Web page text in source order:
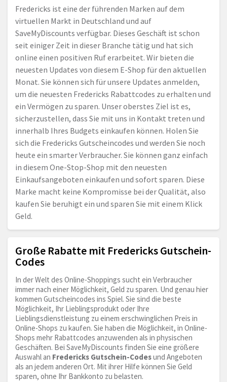
Fredericks ist eine der führenden Marken auf dem
virtuellen Markt in Deutschland und auf
SaveMyDiscounts verfügbar. Dieses Geschäft ist schon
seit einiger Zeit in dieser Branche tätig und hat sich
online einen positiven Ruf erarbeitet. Wir bieten die
neuesten Updates von diesem E-Shop für den aktuellen
Monat. Sie können sich für unsere Updates anmelden,
um die neuesten Fredericks Rabattcodes zu erhalten und
ein Vermögen zu sparen. Unser oberstes Ziel ist es,
sicherzustellen, dass Sie mit uns in Kontakt treten und
innerhalb Ihres Budgets einkaufen können. Holen Sie
sich die Fredericks Gutscheincodes und werden Sie noch
heute ein smarter Verbraucher. Sie können ganz einfach
in diesem One-Stop-Shop mit den neuesten
Einkaufsangeboten einkaufen und sofort sparen. Diese
Marke macht keine Kompromisse bei der Qualität, also
kaufen Sie beruhigt ein und sparen Sie mit einem Klick
Geld.
Große Rabatte mit Fredericks Gutschein-
Codes
In der Welt des Online-Shoppings sucht ein Verbraucher
immer nach einer Möglichkeit, Geld zu sparen. Und genau hier
kommen Gutscheincodes ins Spiel. Sie sind die beste
Möglichkeit, Ihr Lieblingsprodukt oder Ihre
Lieblingsdienstleistung zu einem erschwinglichen Preis in
Online-Shops zu kaufen. Sie haben die Möglichkeit, in Online-
Shops mehr Rabattcodes anzuwenden als in physischen
Geschäften. Bei SaveMyDiscounts finden Sie eine größere
Auswahl an Fredericks Gutschein-Codesund Angeboten
als an jedem anderen Ort. Mit ihrer Hilfe können Sie Geld
sparen, ohne Ihr Bankkonto zu belasten.